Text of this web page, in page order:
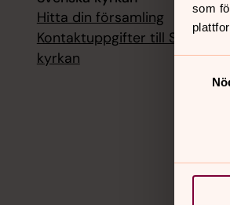
som
Hitta din församling
Kontaktuppgifter till Svenska
kyrkan